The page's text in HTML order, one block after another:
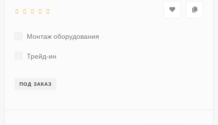
Монтаж оборудования
Трейд-ин
ПОД ЗАКАЗ